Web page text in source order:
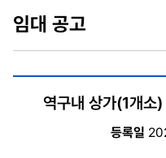
임대 공고
역구내 상가(1개소
등록일